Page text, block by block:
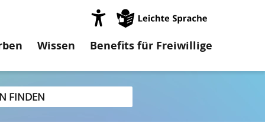
Wissen Benefits für Freiwillige